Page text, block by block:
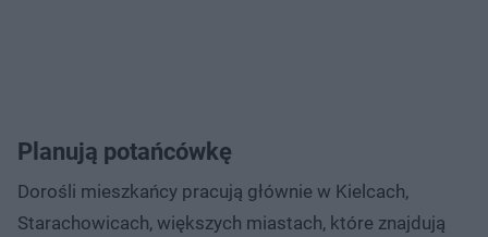
Planują potańcówkę
Dorośli mieszkańcy pracują głównie w Kielcach,
Starachowicach, większych miastach, które znajdują